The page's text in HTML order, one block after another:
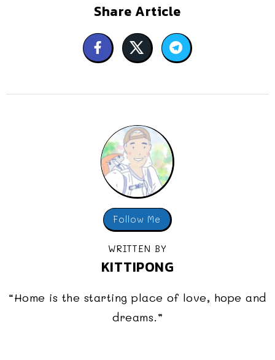
Share Article
Follow Me
WRITTEN BY
KITTIPONG
“Home is the starting place of love, hope and
dreams.”